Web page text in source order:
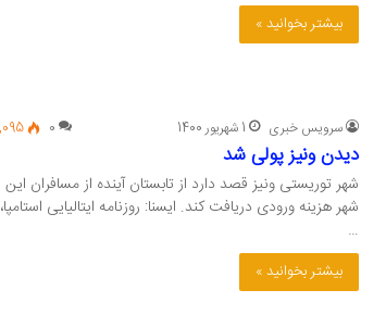
بیشتر بخوانید »
سرویس خبری 1 شهریور 1400 0
دیدن ونیز پولی شد
شهر توریستی ونیز قصد دارد از تابستان آینده از مسافران این
شهر هزینه ورودی دریافت کند. ایسنا: روزنامه ایتالیایی استامپا،
…
بیشتر بخوانید »